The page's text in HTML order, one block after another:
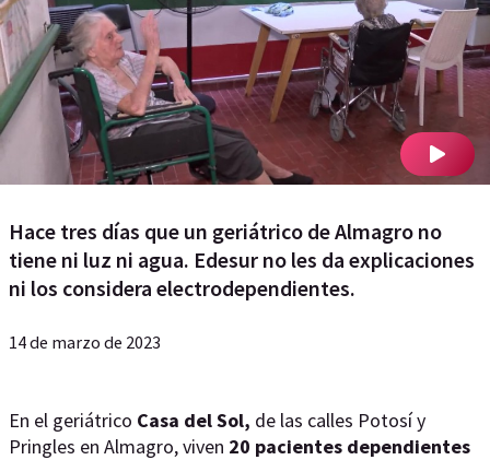
Hace tres días que un geriátrico de Almagro no
tiene ni luz ni agua. Edesur no les da explicaciones
ni los considera electrodependientes.
14 de marzo de 2023
En el geriátrico Casa del Sol, de las calles Potosí y
Pringles en Almagro, viven 20 pacientes dependientes